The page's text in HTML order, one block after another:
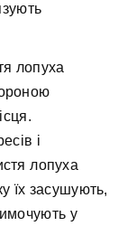
лопуха
і
лопуха
їх засушують,
у